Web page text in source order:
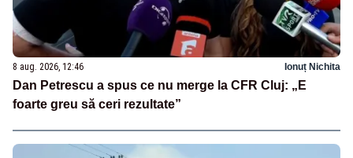
8 aug. 2026, 12:46 Ionuț Nichita
Dan Petrescu a spus ce nu merge la CFR Cluj: „E
foarte greu să ceri rezultate”